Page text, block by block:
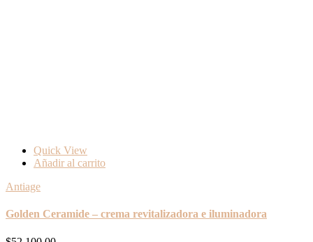
Quick View
Añadir al carrito
Antiage
Golden Ceramide – crema revitalizadora e iluminadora